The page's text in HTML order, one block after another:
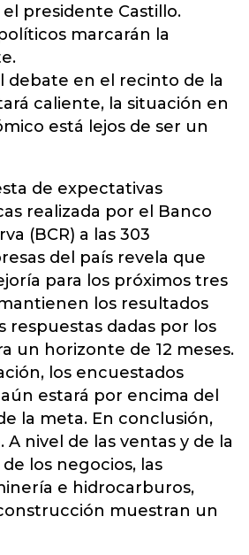
presidente Castillo.
marcarán la
debate en el recinto de la
caliente, la situación en
está lejos de ser un
de expectativas
realizada por el Banco
(BCR) a las 303
del país revela que
para los próximos tres
los resultados
respuestas dadas por los
un horizonte de 12 meses.
los encuestados
estará por encima del
la meta. En conclusión,
nivel de las ventas y de la
los negocios, las
e hidrocarburos,
muestran un